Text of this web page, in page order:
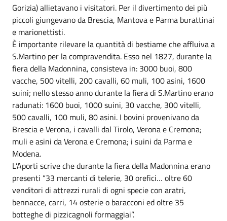
Gorizia) allietavano i visitatori. Per il divertimento dei più
piccoli giungevano da Brescia, Mantova e Parma burattinai
e marionettisti.
È importante rilevare la quantità di bestiame che affluiva a
S.Martino per la compravendita. Esso nel 1827, durante la
fiera della Madonnina, consisteva in: 3000 buoi, 800
vacche, 500 vitelli, 200 cavalli, 60 muli, 100 asini, 1600
suini; nello stesso anno durante la fiera di S.Martino erano
radunati: 1600 buoi, 1000 suini, 30 vacche, 300 vitelli,
500 cavalli, 100 muli, 80 asini. I bovini provenivano da
Brescia e Verona, i cavalli dal Tirolo, Verona e Cremona;
muli e asini da Verona e Cremona; i suini da Parma e
Modena.
L’Aporti scrive che durante la fiera della Madonnina erano
presenti “33 mercanti di telerie, 30 orefici… oltre 60
venditori di attrezzi rurali di ogni specie con aratri,
bennacce, carri, 14 osterie o baracconi ed oltre 35
botteghe di pizzicagnoli formaggiai”.